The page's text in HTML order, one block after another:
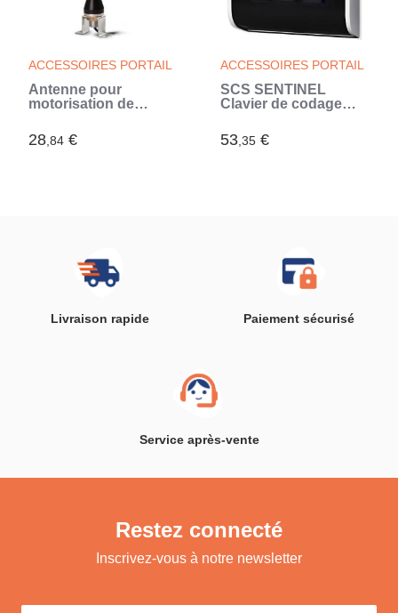
ACCESSOIRES PORTAIL
Antenne pour
motorisation de
AntenGate (Noir)
28,84 €
ACCESSOIRES PORTAIL
SCS SENTINEL
Clavier de codage
motorisation
CodeAccess A (Noir)
53,35 €
Livraison rapide Paiement sécurisé
Service après-vente
Restez connecté
Inscrivez-vous à notre newsletter